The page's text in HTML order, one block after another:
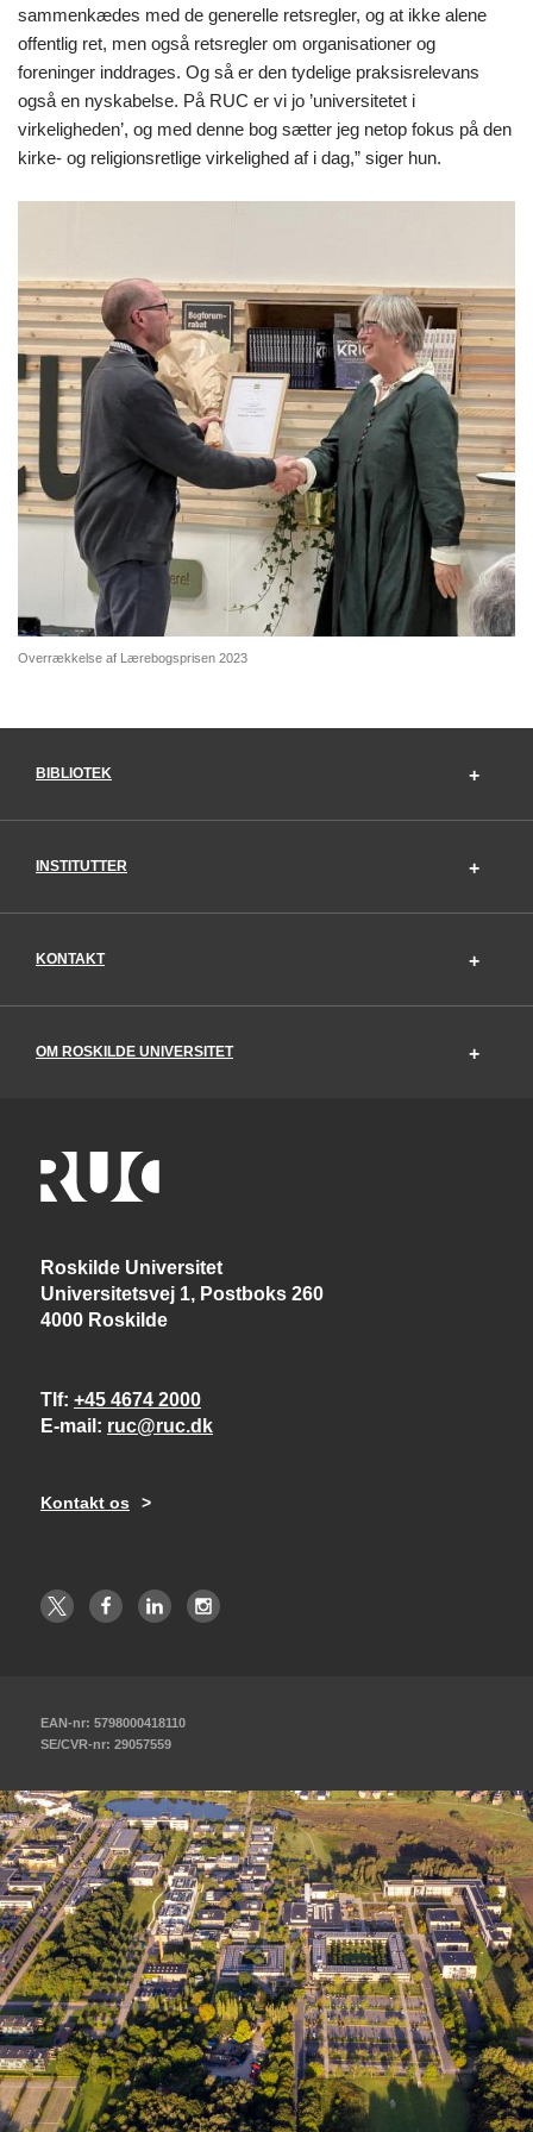
sammenkædes med de generelle retsregler, og at ikke alene
offentlig ret, men også retsregler om organisationer og
foreninger inddrages. Og så er den tydelige praksisrelevans
også en nyskabelse. På RUC er vi jo ’universitetet i
virkeligheden’, og med denne bog sætter jeg netop fokus på den
kirke- og religionsretlige virkelighed af i dag,” siger hun.
Overrækkelse af Lærebogsprisen 2023
BIBLIOTEK
INSTITUTTER
KONTAKT
OM ROSKILDE UNIVERSITET
Roskilde Universitet
Universitetsvej 1, Postboks 260
4000 Roskilde
Tlf +45 4674 2000
E-mail
ruc@ruc.dk
Kontakt os
EAN-nr: 5798000418110
SE/CVR-nr: 29057559